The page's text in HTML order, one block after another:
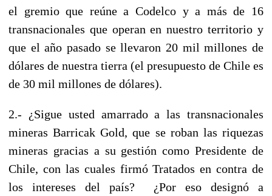
el gremio que reúne a Codelco y a más de 16
transnacionales que operan en nuestro territorio y
que el año pasado se llevaron 20 mil millones de
dólares de nuestra tierra (el presupuesto de Chile es
de 30 mil millones de dólares).
2.- ¿Sigue usted amarrado a las transnacionales
mineras Barricak Gold, que se roban las riquezas
mineras gracias a su gestión como Presidente de
Chile, con las cuales firmó Tratados en contra de
los intereses del país? ¿Por eso designó a